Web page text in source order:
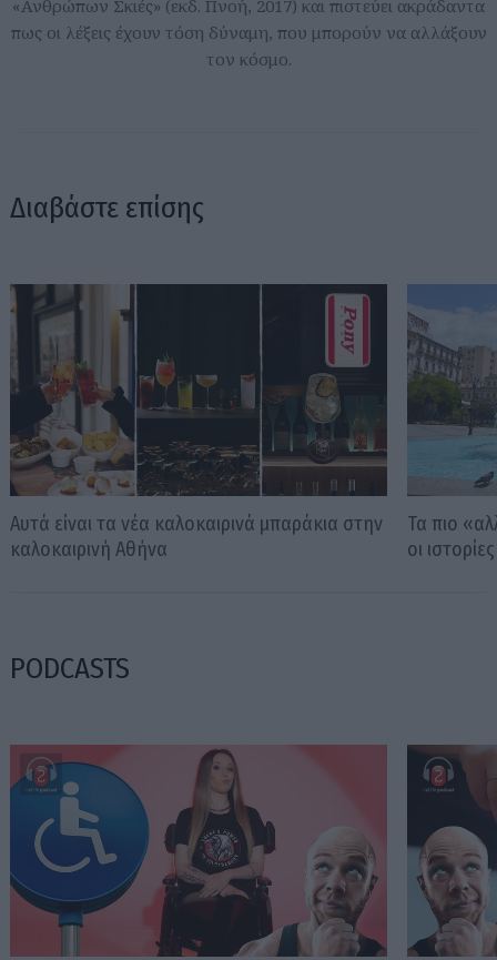
«Ανθρώπων Σκιές» (εκδ. Πνοή, 2017) και πιστεύει ακράδαντα
πως οι λέξεις έχουν τόση δύναμη, που μπορούν να αλλάξουν
τον κόσμο.
Διαβάστε επίσης
Αυτά είναι τα νέα καλοκαιρινά μπαράκια στην
καλοκαιρινή Αθήνα
Τα πιο
οι
PODCASTS